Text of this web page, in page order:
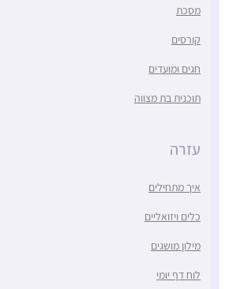
מסכת
קורסים
חגים ומועדים
תוכנית בת מצווה
עזרה
איך מתחילים
כלים ויזואליים
מילון מושגים
לוח דף יומי